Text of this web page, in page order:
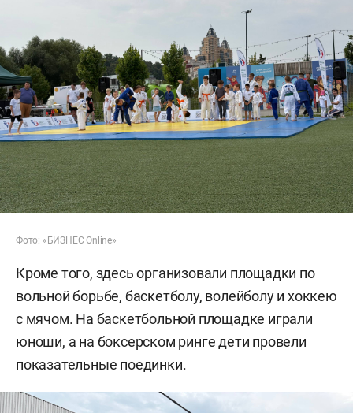
Фото: «БИЗНЕС Online»
Кроме того, здесь организовали площадки по
вольной борьбе, баскетболу, волейболу и хоккею
с мячом. На баскетбольной площадке играли
юноши, а на боксерском ринге дети провели
показательные поединки.